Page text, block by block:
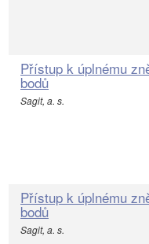
Přístup k úplnému
bodů
Sagit, a. s.
Přístup k úplnému
bodů
Sagit, a. s.